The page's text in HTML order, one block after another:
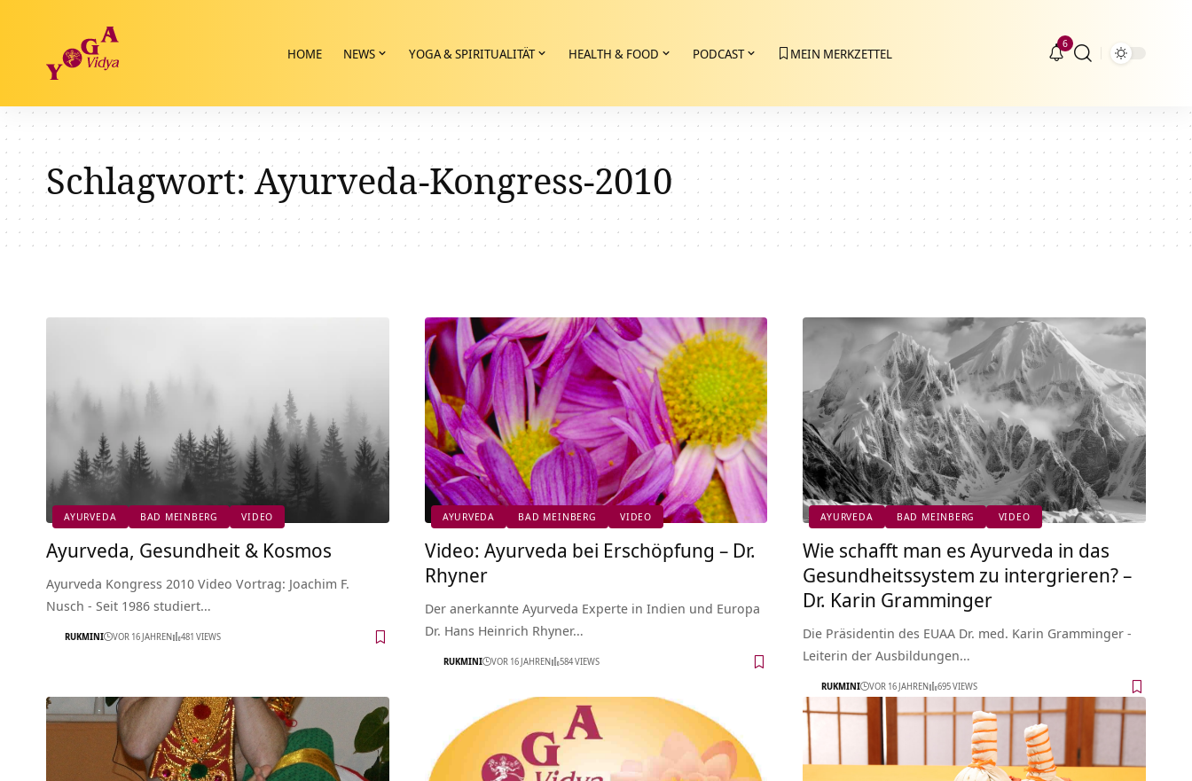
HOME NEWS YOGA & SPIRITUALITÄT HEALTH & FOOD PODCAST MEIN MERKZETTEL
6
Schlagwort:Ayurveda-Kongress-2010
AYURVEDA BAD MEINBERG VIDEO
Ayurveda, Gesundheit & Kosmos
Ayurveda Kongress 2010 Video Vortrag: Joachim F.
Nusch - Seit 1986 studiert…
RUKMINI VOR 16 JAHREN 481 VIEWS
AYURVEDA BAD MEINBERG VIDEO
Video: Ayurveda bei Erschöpfung – Dr.
Rhyner
Der anerkannte Ayurveda Experte in Indien und Europa
Dr. Hans Heinrich Rhyner…
RUKMINI VOR 16 JAHREN 584 VIEWS
AYURVEDA BAD MEINBERG VIDEO
Wie schafft man es Ayurveda in das
Gesundheitssystem zu intergrieren? –
Dr. Karin Gramminger
Die Präsidentin des EUAA Dr. med. Karin Gramminger -
Leiterin der Ausbildungen…
RUKMINI VOR 16 JAHREN 695 VIEWS